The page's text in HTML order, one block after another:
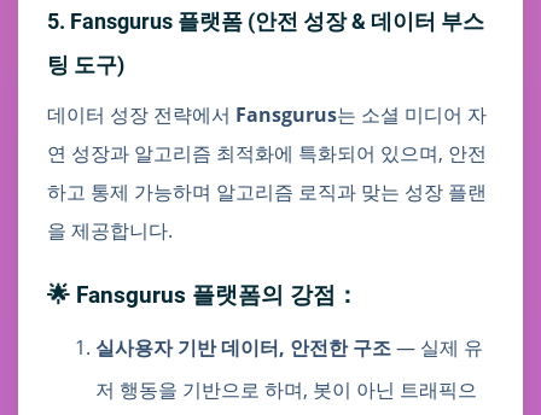
5. Fansgurus 플랫폼 (안전 성장 & 데이터 부스
팅 도구)
데이터 성장 전략에서 Fansgurus는 소셜 미디어 자
연 성장과 알고리즘 최적화에 특화되어 있으며, 안전
하고 통제 가능하며 알고리즘 로직과 맞는 성장 플랜
을 제공합니다.
🌟 Fansgurus 플랫폼의 강점：
실사용자 기반 데이터, 안전한 구조— 실제 유
저 행동을 기반으로 하며, 봇이 아닌 트래픽으